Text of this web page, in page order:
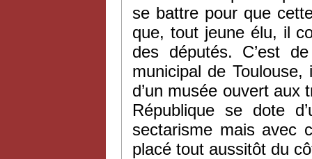
se battre pour que
que, tout jeune élu, il
des députés. C’est
municipal de
d’un musée ouvert
République se dote
sectarisme mais avec
placé tout aussitôt du